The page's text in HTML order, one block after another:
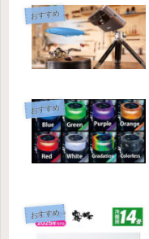
おすすめ
おすすめ
おすすめ